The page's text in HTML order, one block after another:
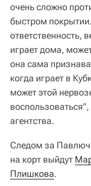
очень сложно
быстром
ответственность,
играет дома,
она сама
когда играет в
может этой
агентства.
Следом за
на корт выйдут
Плишкова.